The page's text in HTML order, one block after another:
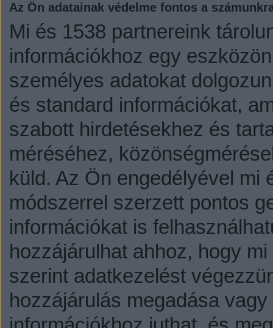
Az Ön adatainak védelme fontos a
Mi és 1538 partnereink
információkhoz egy
személyes adatokat
és standard információkat,
szabott hirdetésekhez és
méréséhez,
küld. Az Ön engedélyével mi
módszerrel szerzett pontos
információkat is
hozzájárulhat ahhoz, hogy
szerint adatkezelést
hozzájárulás megadása